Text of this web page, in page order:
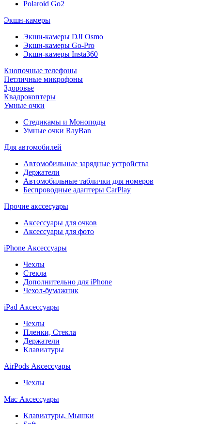
Polaroid Go2
Экшн-камеры
Экшн-камеры DJI Osmo
Экшн-камеры Go-Pro
Экшн-камеры Insta360
Кнопочные телефоны
Петличные микрофоны
Здоровье
Квадрокоптеры
Умные очки
Стедикамы и Моноподы
Умные очки RayBan
Для автомобилей
Автомобильные зарядные устройства
Держатели
Автомобильные таблички для номеров
Беспроводные адаптеры CarPlay
Прочие акссесуары
Аксессуары для очков
Аксессуары для фото
iPhone Аксессуары
Чехлы
Стекла
Дополнительно для iPhone
Чехол-бумажник
iPad Аксессуары
Чехлы
Пленки, Стекла
Держатели
Клавиатуры
AirPods Аксессуары
Чехлы
Mac Аксессуары
Клавиатуры, Мышки